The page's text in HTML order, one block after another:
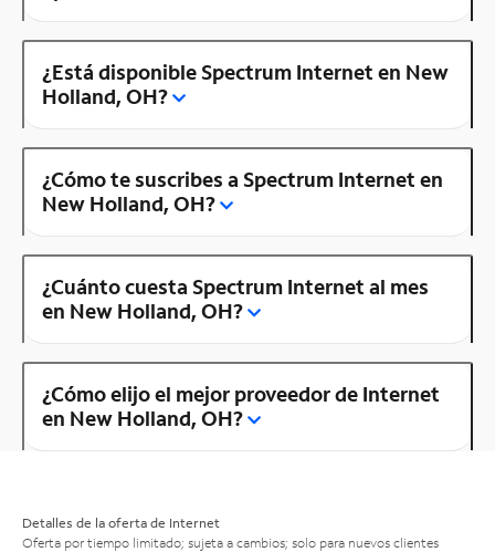
¿Está disponible Spectrum Internet en New
Holland, OH?
¿Cómo te suscribes a Spectrum Internet en
New Holland, OH?
¿Cuánto cuesta Spectrum Internet al mes
en New Holland, OH?
¿Cómo elijo el mejor proveedor de Internet
en New Holland, OH?
Detalles de la oferta de Internet
Oferta por tiempo limitado; sujeta a cambios; solo para nuevos clientes